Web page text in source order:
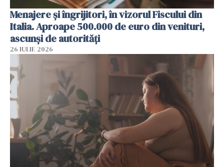
Menajere și îngrijitori, în vizorul Fiscului din
Italia. Aproape 500.000 de euro din venituri,
ascunși de autorități
26 IULIE 2026